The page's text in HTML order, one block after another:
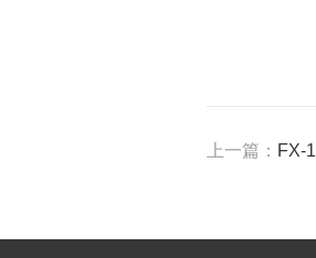
上一篇： FX-